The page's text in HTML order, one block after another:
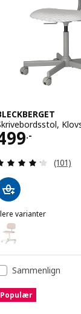
.-
499.-
(101)
varianter
Sammenlign
Populær